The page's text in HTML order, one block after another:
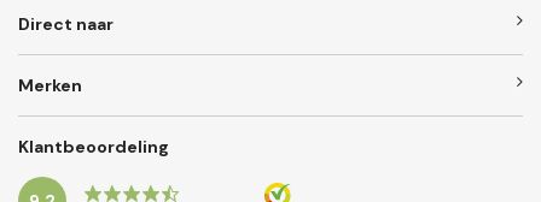
Direct naar
Merken
Klantbeoordeling